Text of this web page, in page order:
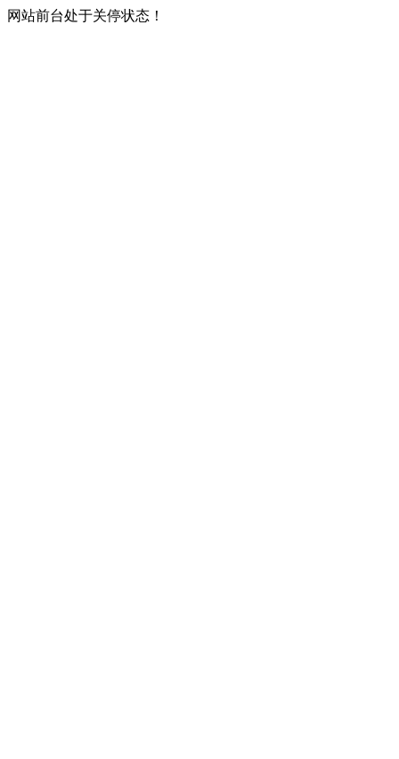
网站前台处于关停状态！